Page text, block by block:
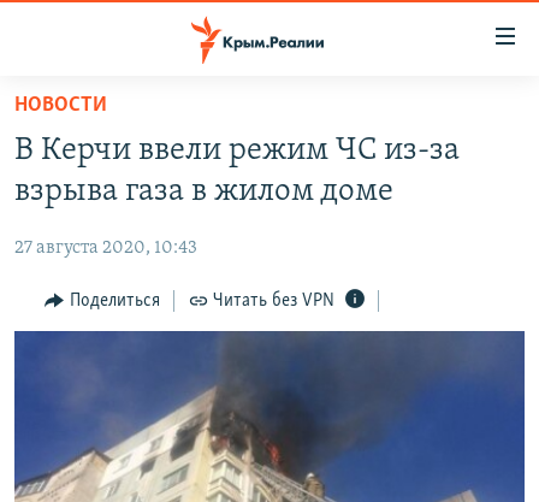
Вернуться
основному
содержанию
Вернутся
навигации
Вернутся
СПЕЦПРОЕКТЫ
КАРТА ВОЕННЫХ ОБЪЕКТОВ КРЫМА
11 ЛЕТ ОККУПАЦИИ КРЫМА. 11 ИСТОРИЙ СОПРОТИВЛЕНИЯ
ВОДА
ИСТОРИЯ
ЕЩЕ
ТЕЛЕПРОЕКТ КРЫМ.РЕАЛИИ
СОВЕТЫ ПРАВОЗАЩИТНИКОВ
КАК ОБОЙТИ БЛОКИРОВКУ
Українською
Qırımtatar
НОВОСТИ
В Керчи ввели режим ЧС из-за
взрыва газа в жилом доме
27 августа 2020, 10:43
Поделиться Читать без VPN